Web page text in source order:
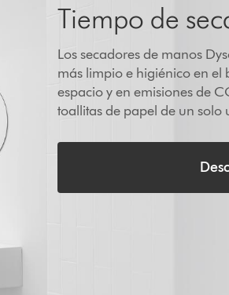
Tiempo de
Los secadores de manos
más limpio e higiénico en el
espacio y en emisiones de
toallitas de papel de un solo